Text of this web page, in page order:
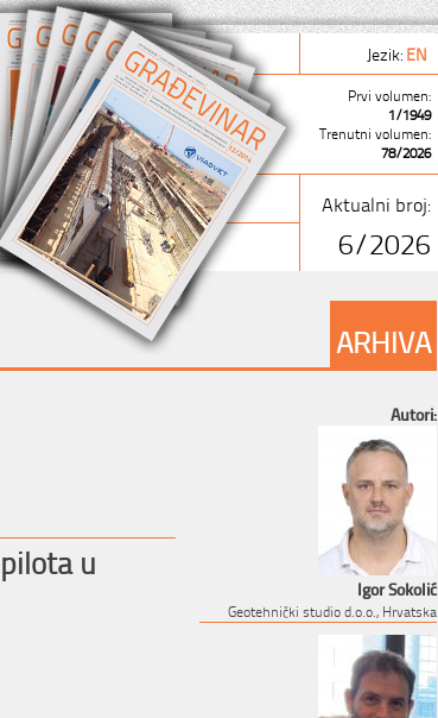
Jezik:EN
Prvi volumen:
1/1949
Trenutni volumen:
78/2026
Aktualni broj:
6/2026
ARHIVA
u
Autori:
Igor Sokolić
Geotehnički studio d.o.o., Hrvatska